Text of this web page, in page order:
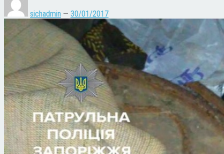
sichadmin — 30/01/2017